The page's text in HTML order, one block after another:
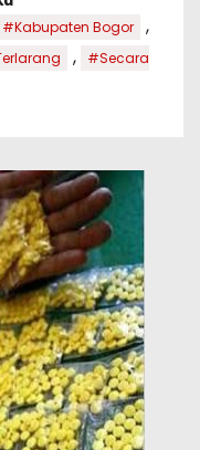
#Kabupaten Bogor ,
,
#Secara